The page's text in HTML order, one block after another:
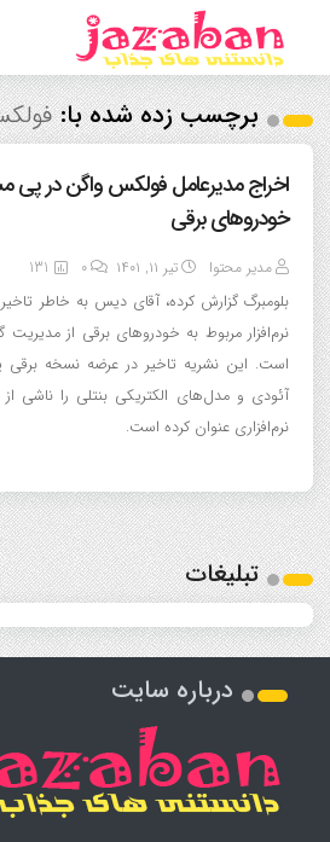
برچسب زده شده با:
اخراج مدیرعامل فولکس واگن در پی
خودروهای برقی
مدیر محتوا تیر ۱۱, ۱۴۰۱ 0
131
بلومبرگ گزارش کرده، آقای دیس به خاطر
نرم‌افزار مربوط به خودروهای برقی از
است. این نشریه تاخیر در عرضه نسخه برقی
آئودی و مدل‌های الکتریکی بنتلی را ناشی
نرم‌افزاری عنوان کرده است.
تبلیغات
درباره سایت